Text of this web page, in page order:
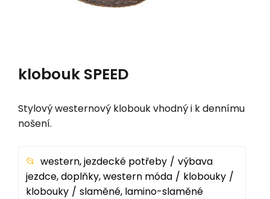
klobouk SPEED
Stylový westernový klobouk vhodný i k dennímu
nošení.
western, jezdecké potřeby
výbava
jezdce, doplňky, western móda
klobouky
klobouky
slaměné, lamino-slaměné